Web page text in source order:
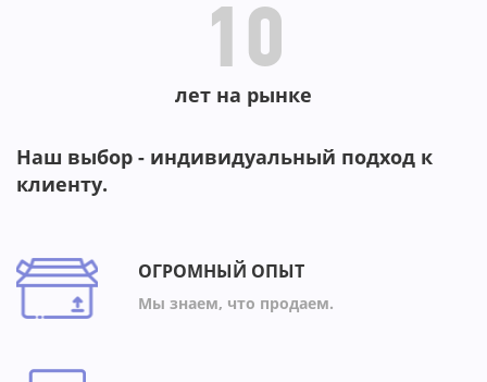
10
лет на рынке
Наш выбор - индивидуальный подход к
клиенту.
ОГРОМНЫЙ ОПЫТ
Мы знаем, что продаем.